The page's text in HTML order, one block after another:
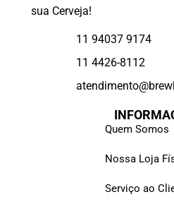
sua Cerveja!
11 94037 9174
11 4426-8112
Quem Somos
Nossa Loja
Serviço ao